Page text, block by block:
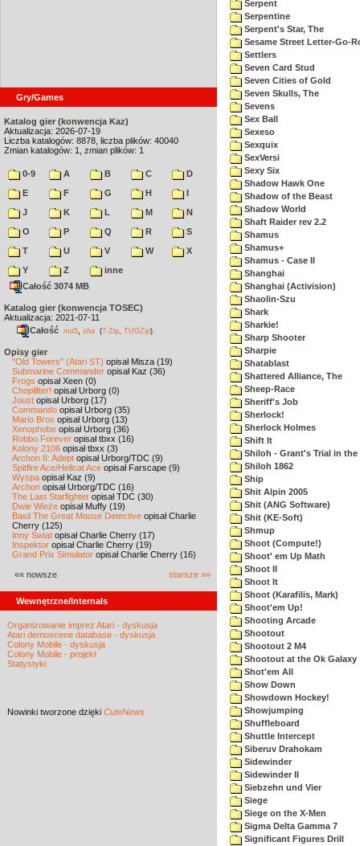
Gry/Games
Katalog gier (konwencja Kaz)
Aktualizacja: 2026-07-19
Liczba katalogów: 8878, liczba plików: 40040
Zmian katalogów: 1, zmian plików: 1
0-9 A B C
D
E
F G H
I
J
K L M
N
O
P Q R
S
T
U V W
X
Y
Z
inne
Całość 3074 MB
Katalog gier (konwencja TOSEC)
Aktualizacja: 2021-07-11
Całość md5 sha (7-Zip TUGZip)
Opisy gier
"Old Towers" (Atari ST) opisał Misza (19)
Submarine Commander opisał Kaz (36)
Frogs opisał Xeen (0)
Choplifter! opisał Urborg (0)
Joust opisał Urborg (17)
Commando opisał Urborg (35)
Mario Bros opisał Urborg (13)
Xenophobe opisał Urborg (36)
Robbo Forever opisał tbxx (16)
Kolony 2106 opisał tbxx (3)
Archon II: Adept opisał Urborg/TDC (9)
Spitfire Ace/Hellcat Ace opisał Farscape (9)
Wyspa opisał Kaz (9)
Archon opisał Urborg/TDC (16)
The Last Starfighter opisał TDC (30)
Dwie Wieże opisał Muffy (19)
Basil The Great Mouse Detective opisał Charlie
Cherry (125)
Inny Świat opisał Charlie Cherry (17)
Inspektor opisał Charlie Cherry (19)
Grand Prix Simulator opisał Charlie Cherry (16)
«« nowsze starsze »»
Wewnętrzne/Internals
Organizowanie imprez Atari - dyskusja
Atari demoscene database - dyskusja
Colony Mobile - dyskusja
Colony Mobile - projekt
Statystyki
Nowinki tworzone dzięki CuteNews
Serpent
Serpentine
Serpent's Star, The
Sesame Street Letter-Go-
Settlers
Seven Card Stud
Seven Cities of Gold
Seven Skulls, The
Sevens
Sex Ball
Sexeso
Sexquix
SexVersi
Sexy Six
Shadow Hawk One
Shadow of the Beast
Shadow World
Shaft Raider rev 2.2
Shamus
Shamus+
Shamus - Case II
Shanghai
Shanghai (Activision)
Shaolin-Szu
Shark
Sharkie!
Sharp Shooter
Sharpie
Shatablast
Shattered Alliance, The
Sheep-Race
Sheriff's Job
Sherlock!
Sherlock Holmes
Shift It
Shiloh - Grant's Trial in the
Shiloh 1862
Ship
Shit Alpin 2005
Shit (ANG Software)
Shit (KE-Soft)
Shmup
Shoot (Compute!)
Shoot' em Up Math
Shoot II
Shoot It
Shoot (Karafilis, Mark)
Shoot'em Up!
Shooting Arcade
Shootout
Shootout 2 M4
Shootout at the Ok Galaxy
Shot'em All
Show Down
Showdown Hockey!
Showjumping
Shuffleboard
Shuttle Intercept
Siberuv Drahokam
Sidewinder
Sidewinder II
Siebzehn und Vier
Siege
Siege on the X-Men
Sigma Delta Gamma 7
Significant Figures Drill